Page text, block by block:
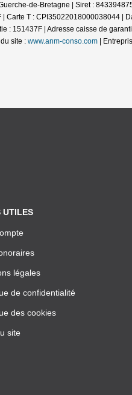
de-Bretagne | Siret :
Carte T : CPI35022018000038044 |
: 151437F | Adresse caisse de
site : www.anm-conso.com
UTILES
légales
de confidentialité
des cookies
site